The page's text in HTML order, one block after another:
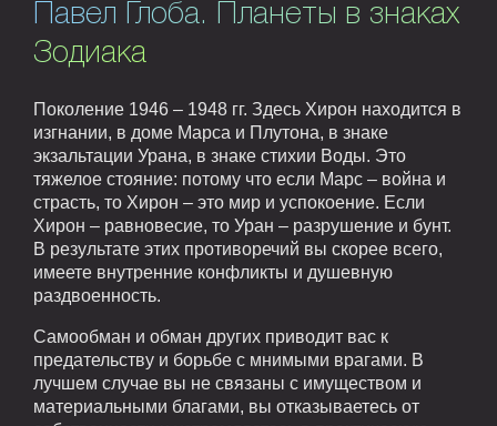
Павел Глоба. Планеты в знаках
Зодиака
Поколение 1946 – 1948 гг. Здесь Хирон находится в
изгнании, в доме Марса и Плутона, в знаке
экзальтации Урана, в знаке стихии Воды. Это
тяжелое стояние: потому что если Марс – война и
страсть, то Хирон – это мир и успокоение. Если
Хирон – равновесие, то Уран – разрушение и бунт.
В результате этих противоречий вы скорее всего,
имеете внутренние конфликты и душевную
раздвоенность.
Самообман и обман других приводит вас к
предательству и борьбе с мнимыми врагами. В
лучшем случае вы не связаны с имуществом и
материальными благами, вы отказываетесь от